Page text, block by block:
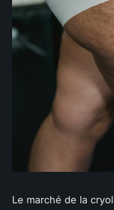
Le marché de la